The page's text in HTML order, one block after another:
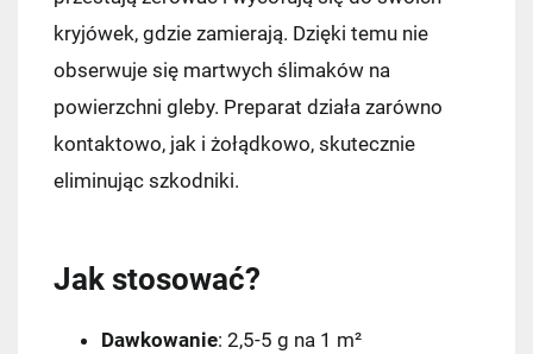
kryjówek, gdzie zamierają. Dzięki temu nie
obserwuje się martwych ślimaków na
powierzchni gleby. Preparat działa zarówno
kontaktowo, jak i żołądkowo, skutecznie
eliminując szkodniki.
Jak stosować?
Dawkowanie: 2,5-5 g na 1 m²